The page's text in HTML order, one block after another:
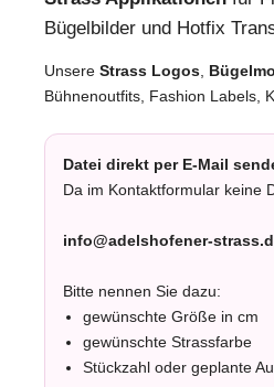
Bügelbilder und Hotfix
Unsere Strass Logos
Bühnenoutfits, Fashion Labels,
Datei direkt per E-Mail
Da im Kontaktformular keine
info@adelshofener-
Bitte nennen Sie dazu:
gewünschte Größe in cm
gewünschte Strassfarbe
Stückzahl oder geplante